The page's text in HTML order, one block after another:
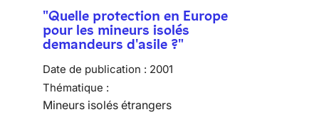
"Quelle protection en Europe
pour les mineurs isolés
demandeurs d'asile ?"
Date de publication : 2001
Thématique :
Mineurs isolés étrangers